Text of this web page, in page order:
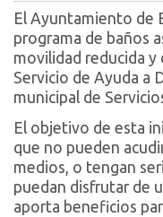
El Ayuntamiento de
programa de baños
movilidad reducida y
Servicio de Ayuda a
municipal de
El objetivo de esta
que no pueden
medios, o tengan
puedan disfrutar de
aporta beneficios